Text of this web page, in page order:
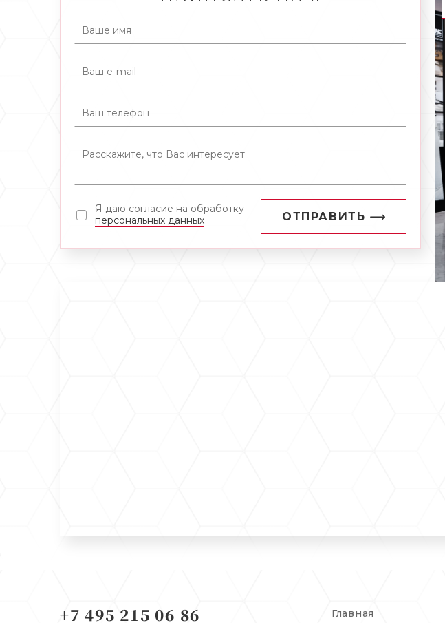
Я даю согласие на обработку
персональных данных
ОТПРАВИТЬ
+7 495 215 06 86 Главная